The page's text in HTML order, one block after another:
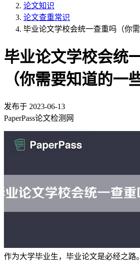
论文知识
论文查重常识
毕业论文学校会统一查重吗（你
毕业论文学校会统
（你需要知道的一
发布于 2023-06-13
PaperPass论文检测网
作为大学毕业生，毕业论文是必经之路